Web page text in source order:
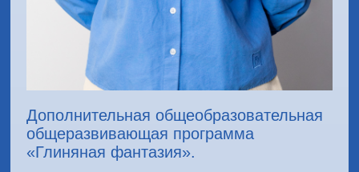
Дополнительная общеобразовательная
общеразвивающая программа
«Глиняная фантазия».